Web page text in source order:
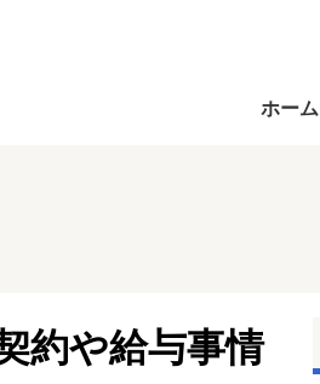
ホーム
約や給与事情